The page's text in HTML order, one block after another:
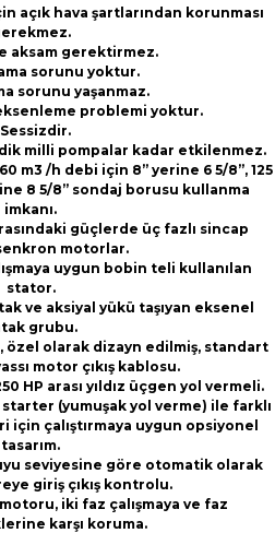
açık hava şartlarından korunması
aksam gerektirmez.
sorunu yoktur.
sorunu yaşanmaz.
problemi yoktur.
Sessizdir.
milli pompalar kadar etkilenmez.
m3 /h debi için 8” yerine 6 5/8”, 125
8 5/8” sondaj borusu kullanma
imkanı.
güçlerde üç fazlı sincap
motorlar.
uygun bobin teli kullanılan
stator.
ve aksiyal yükü taşıyan eksenel
grubu.
özel olarak dizayn edilmiş, standart
motor çıkış kablosu.
HP arası yıldız üçgen yol vermeli.
starter (yumuşak yol verme) ile farklı
çalıştırmaya uygun opsiyonel
tasarım.
seviyesine göre otomatik olarak
giriş çıkış kontrolu.
iki faz çalışmaya ve faz
karşı koruma.